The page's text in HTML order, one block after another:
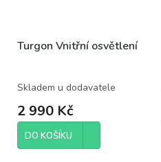
Turgon Vnitřní osvětlení
Skladem u dodavatele
2 990 Kč
DO KOŠÍKU